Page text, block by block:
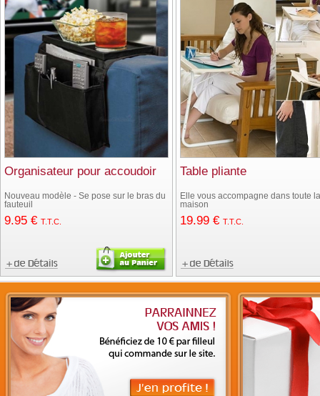
Organisateur pour accoudoir
Nouveau modèle - Se pose sur le bras du
fauteuil
9.95 € T.T.C.
Table pliante
Elle vous accompagne dans toute la
maison
19.99 € T.T.C.